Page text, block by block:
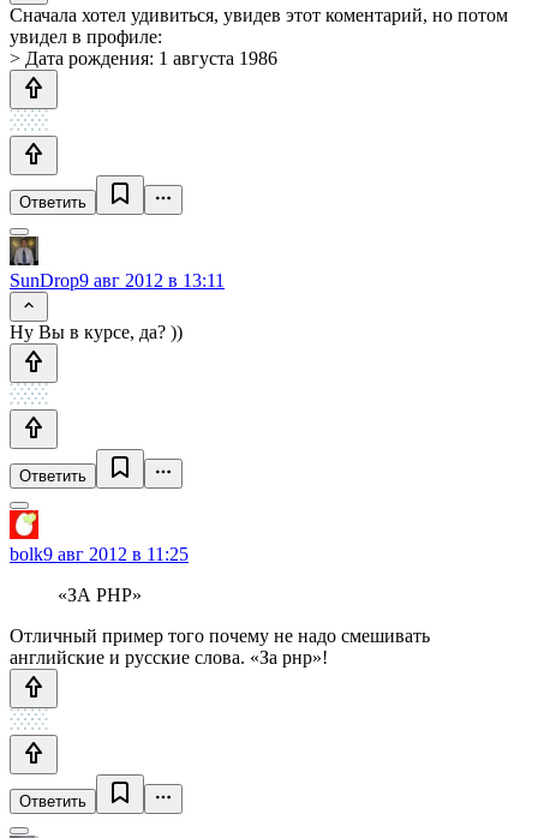
Сначала хотел удивиться, увидев этот коментарий, но потом
увидел в профиле:
> Дата рождения: 1 августа 1986
Ответить
SunDrop9 авг 2012 в 13:11
Ну Вы в курсе, да? ))
Ответить
bolk9 авг 2012 в 11:25
«ЗА PHP»
Отличный пример того почему не надо смешивать
английские и русские слова. «За рнр»!
Ответить